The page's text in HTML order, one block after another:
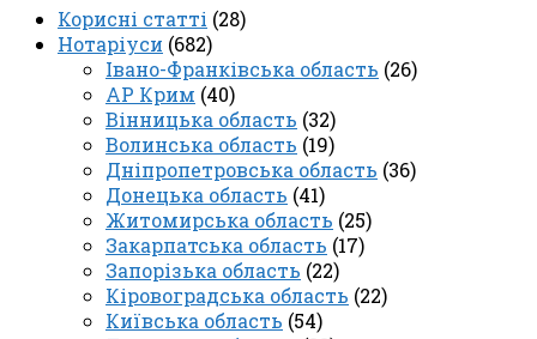
Корисні статті (28)
Нотаріуси (682)
Івано-Франківська область (26)
АР Крим (40)
Вінницька область (32)
Волинська область (19)
Дніпропетровська область (36)
Донецька область (41)
Житомирська область (25)
Закарпатська область (17)
Запорізька область (22)
Кіровоградська область (22)
Київська область (54)